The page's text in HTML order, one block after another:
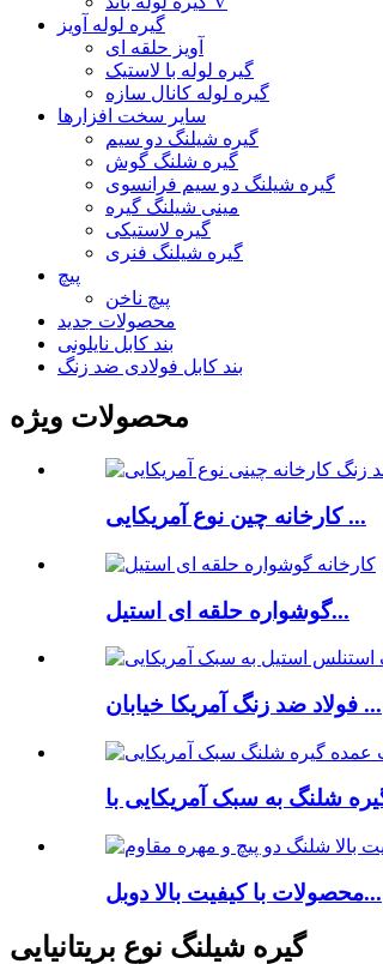
گیره لوله آویز
آویز حلقه ای
گیره لوله با لاستیک
گیره لوله کانال سازه
سایر سخت افزارها
گیره شیلنگ دو سیم
گیره شلنگ گوش
گیره شیلنگ دو سیم فرانسوی
مینی شیلنگ گیره
گیره لاستیکی
گیره شیلنگ فنری
پیچ
پیچ ناخن
محصولات جدید
بند کابل نایلونی
بند کابل فولادی ضد زنگ
محصولات ویژه
کارخانه چین نوع آمریکایی ...
گوشواره حلقه ای استیل...
فولاد ضد زنگ آمریکا خیابان ...
محصولات با کیفیت بالا دوبل...
گیره شیلنگ نوع بریتانیایی